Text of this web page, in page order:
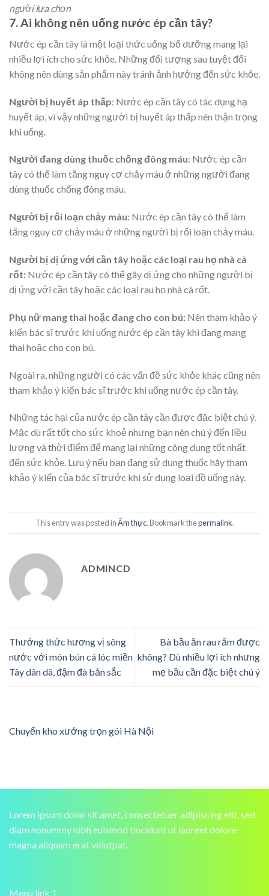
người lựa chọn
7. Ai không nên uống nước ép cần tây?
Nước ép cần tây là một loại thức uống bổ dưỡng mang lại
nhiều lợi ích cho sức khỏe. Những đối tượng sau tuyệt đối
không nên dùng sản phẩm này tránh ảnh hưởng đến sức khỏe.
Người bị huyết áp thấp: Nước ép cần tây có tác dụng hạ
huyết áp, vì vậy những người bị huyết áp thấp nên thận trọng
khi uống.
Người đang dùng thuốc chống đông máu: Nước ép cần
tây có thể làm tăng nguy cơ chảy máu ở những người đang
dùng thuốc chống đông máu.
Người bị rối loạn chảy máu: Nước ép cần tây có thể làm
tăng nguy cơ chảy máu ở những người bị rối loạn chảy máu.
Người bị dị ứng với cần tây hoặc các loại rau họ nhà cà
rốt: Nước ép cần tây có thể gây dị ứng cho những người bị
dị ứng với cần tây hoặc các loại rau họ nhà cà rốt.
Phụ nữ mang thai hoặc đang cho con bú: Nên tham khảo ý
kiến bác sĩ trước khi uống nước ép cần tây khi đang mang
thai hoặc cho con bú.
Ngoài ra, những người có các vấn đề sức khỏe khác cũng nên
tham khảo ý kiến bác sĩ trước khi uống nước ép cần tây.
Những tác hại của nước ép cần tây cần được đặc biệt chú ý.
Mặc dù rất tốt cho sức khoẻ nhưng bạn nên chú ý đến liều
lượng và thời điểm để mang lại những công dụng tốt nhất
đến sức khỏe. Lưu ý nếu bạn đang sử dụng thuốc hãy tham
khảo ý kiến của bác sĩ trước khi sử dụng loại đồ uống này.
This entry was posted inẨm thực. Bookmark thepermalink.
ADMINCD
Thưởng thức hương vị sông
nước với món bún cá lóc miền
Tây dân dã, đậm đà bản sắc
Bà bầu ăn rau răm được
không? Dù nhiều lợi ích nhưng
mẹ bầu cần đặc biệt chú ý
Chuyển kho xưởng trọn gói Hà Nội
Lorem ipsum dolor sit amet, consectetuer adipiscing elit, sed
diam nonummy nibh euismod tincidunt ut laoreet dolore
magna aliquam erat volutpat.
Menu link 1